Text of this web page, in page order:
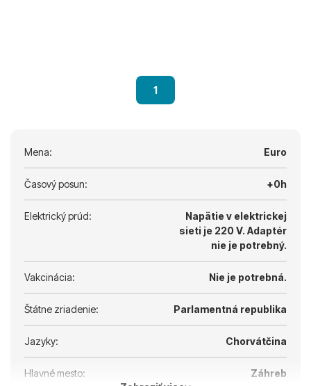
1
Mena: Euro
Časový posun: +0h
Elektrický prúd:
Napätie v elektrickej
sieti je 220 V. Adaptér
nie je potrebný.
Vakcinácia: Nie je potrebná.
Štátne zriadenie: Parlamentná republika
Jazyky: Chorvátčina
Hlavné mesto:
Záhreb